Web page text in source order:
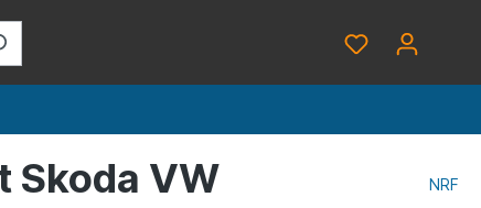
Skoda VW NRF